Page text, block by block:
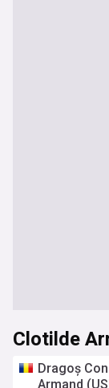
Clotilde
Dragoș
Armand